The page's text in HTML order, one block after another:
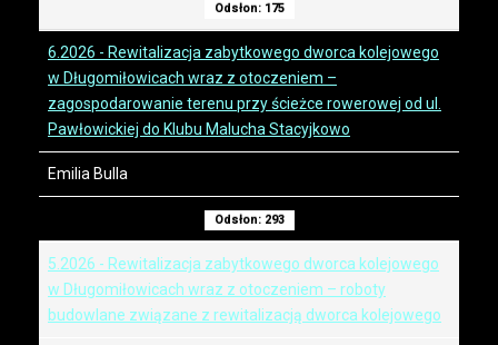
Odsłon: 175
6.2026 - Rewitalizacja zabytkowego dworca kolejowego
w Długomiłowicach wraz z otoczeniem –
zagospodarowanie terenu przy ścieżce rowerowej od ul.
Pawłowickiej do Klubu Malucha Stacyjkowo
Emilia Bulla
Odsłon: 293
5.2026 - Rewitalizacja zabytkowego dworca kolejowego
w Długomiłowicach wraz z otoczeniem – roboty
budowlane związane z rewitalizacją dworca kolejowego